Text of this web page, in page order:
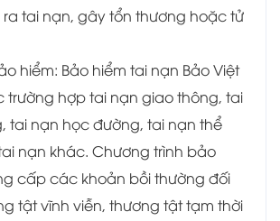
ra tai nạn, gây tổn thương hoặc tử
hiểm: Bảo hiểm tai nạn Bảo Việt
trường hợp tai nạn giao thông, tai
tai nạn học đường, tai nạn thể
nạn khác. Chương trình bảo
cấp các khoản bồi thường đối
tật vĩnh viễn, thương tật tạm thời